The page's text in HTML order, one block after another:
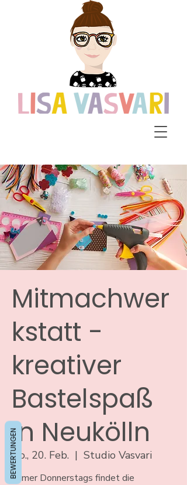
Mitmachwer
kstatt -
kreativer
Bastelspaß
in Neukölln
Do., 20. Feb.
  |
Studio Vasvari
Immer Donnerstags findet die
BEWERTUNGEN